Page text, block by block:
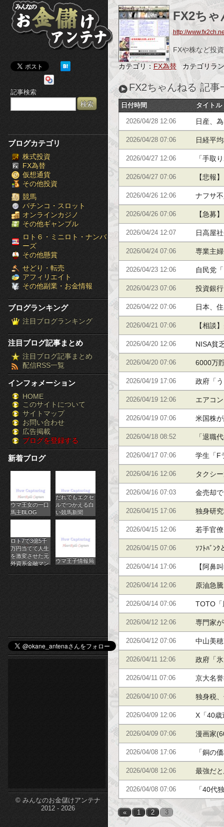
み
ん
な
の
お
金
儲
け
ア
ン
テ
ナ
［ブ
ロ
グ
ラ
ン
キ
ン
グ］-
株
FX
競
馬
パ
チ
ス
ロ
オ
ン
ラ
イ
ン
カ
ジ
ノ
etc-
記事検索
ブログカテゴリ
株式投資
FX為替
仮想通貨
その他投資
競馬
パチンコ・スロット
オンラインカジノ
その他ギャンブル
ロト６・ミニロト・ナンバ
ーズ
その他懸賞
せどり・転売
アフィリエイト
その他副業・お金情報
ブログランキング
注目ブログランキング
注目ブログ記事まとめ
注目ブログ記事まとめ
配信RSS一覧
インフォメーション
HOME
このサイトについて
サイトマップ
お問い合わせ
広告掲載
ブログを登録する
新着ブログ
ウマ王女の一口
馬主BLOG
だれでもエクセ
ルでつかえる白
い競馬新聞
ロト7で3億5千
万円当てて人生
を激変させた元
外資系金融マン
ウマ王子情報局
© みんなのお金儲けアンテナ
2012 - 2026
FX2ちゃ
http://
FXや株など投
カテゴリ： FX為替 カテゴリラ
FX2ちゃんねる 記事
日付時間 タイトル
2026/04/28 12:06 日産、
2026/04/28 07:06 日経平
2026/04/27 12:06 「手取
2026/04/27 07:06 【悲報
2026/04/26 12:06 ナフサ
2026/04/26 07:06 【急募
2026/04/24 12:07 日高屋
2026/04/24 07:06 専業主
2026/04/23 12:06 自民党
形成を
2026/04/23 07:06 投資銀
るぞ！」
2026/04/22 07:06 日本、
い」 床
2026/04/21 07:06 【相談
2026/04/20 12:06 NISA貧
ら20年
2026/04/20 07:06 6000万
ね？
2026/04/19 17:06 政府「
るなｗ
2026/04/19 12:06 エアコ
い高額
2026/04/19 07:06 米国株
観広が
2026/04/18 08:52 「退職
て40代
2026/04/17 07:06 学生「F
2026/04/16 12:06 タクシ
る？ｗ
2026/04/16 07:03 金売却
強盗だ
2026/04/15 17:06 独身研
理由⇒」
2026/04/15 12:06 若手官
2026/04/15 07:06 ｿﾌﾄﾊﾞﾝ
ぞ！」
2026/04/14 17:06 【阿鼻
するわ
2026/04/14 12:06 原油急
覧下さ
2026/04/14 07:06 TOTO
地獄へ
2026/04/12 12:06 専門家
2026/04/12 07:06 中山美
相続税
2026/04/11 12:06 政府「
グラム
2026/04/11 07:06 京大名
国への
2026/04/10 07:06 独身税
ている
2026/04/09 12:06 X「40歳
う」→芸
2026/04/09 07:06 漫画家
くるこ
2026/04/08 17:06 「銅の
なる値
2026/04/08 12:06 最強だ
司」「
2026/04/08 07:06 「40代
« 1 2 3